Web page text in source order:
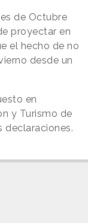
de Octubre
proyectar en
el hecho de no
desde un
en
y Turismo de
declaraciones.